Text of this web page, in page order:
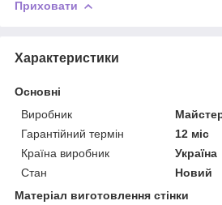
Приховати
Характеристики
Основні
Виробник
Гарантійний термін
12 міс
Країна виробник
Україна
Стан
Новий
Матеріал виготовлення стінки